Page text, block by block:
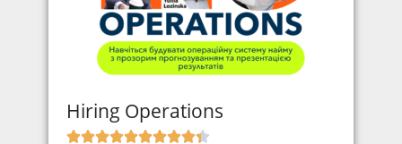
Hiring Operations